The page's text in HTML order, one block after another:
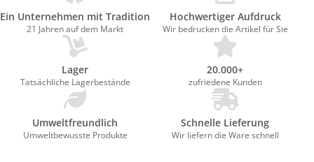
Ein Unternehmen mit Tradition
21 Jahren auf dem Markt
Hochwertiger Aufdruck
Wir bedrucken die Artikel für Sie
Lager
Tatsächliche Lagerbestände
20.000+
zufriedene Kunden
Umweltfreundlich
Umweltbewusste Produkte
Schnelle Lieferung
Wir liefern die Ware schnell